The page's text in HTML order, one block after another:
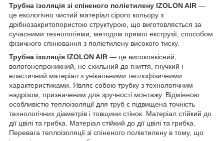
Трубна ізоляція зі спіненого поліетилену IZOLON AIR —
це екологічно чистий матеріал сірого кольору з
дрібнозакритопористою структурою, що виготовляється за
сучасними технологіями, методом прямої екструзії, способом
фізичного спінювання з поліетилену високого тиску.
Трубна ізоляція IZOLON AIR — це високоякісний,
вологонепроникний, не схильний до гниття, гнучкий і
еластичний матеріал з унікальними теплофізичними
характеристиками. Являє собою трубку з технологічним
надрізом, призначеним для зручності монтажу. Відмінною
особливістю теплоізоляції для труб є підвищена точність
технологічних діаметрів і товщини стінок. Матеріал стійкий до
дії цвілі та грибка. Матеріал стійкий до дії цвілі та грибка.
Перевага теплоізоляції зі спіненого поліетилену в тому, що